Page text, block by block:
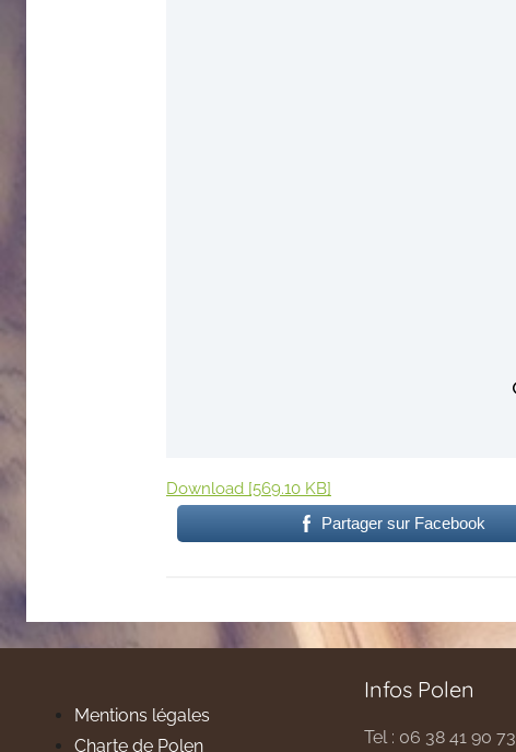
Download [569.10 KB]
Partager sur Facebook
Mentions légales
Charte de Polen
Infos Polen
Tel : 06 38 41 90 73